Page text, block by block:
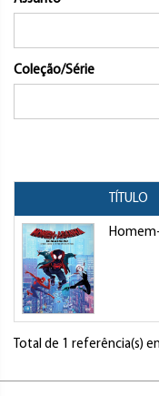
Coleção/Série
TÍTULO
Total de 1 referência(s)